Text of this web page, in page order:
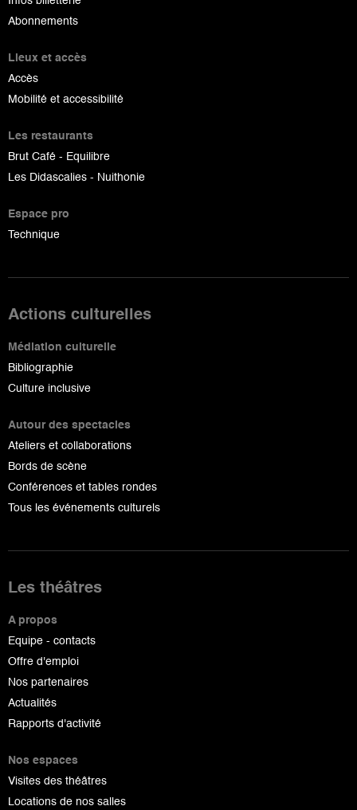
Abonnements
Lieux et accès
Accès
Mobilité et accessibilité
Les restaurants
Brut Café - Equilibre
Les Didascalies - Nuithonie
Espace pro
Technique
Actions culturelles
Médiation culturelle
Bibliographie
Culture inclusive
Autour des spectacles
Ateliers et collaborations
Bords de scène
Conférences et tables rondes
Tous les événements culturels
Les théâtres
A propos
Equipe - contacts
Offre d'emploi
Nos partenaires
Actualités
Rapports d'activité
Nos espaces
Visites des théâtres
Locations de nos salles